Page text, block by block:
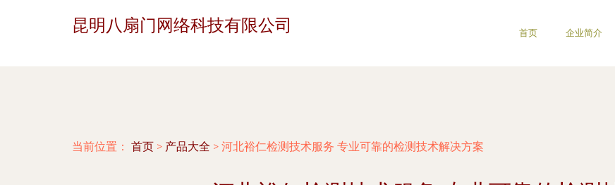
昆明八扇门网络科技有限公司 首页 企业简介
当前位置： 首页 > 产品大全 > 河北裕仁检测技术服务 专业可靠的检测技术解决方案